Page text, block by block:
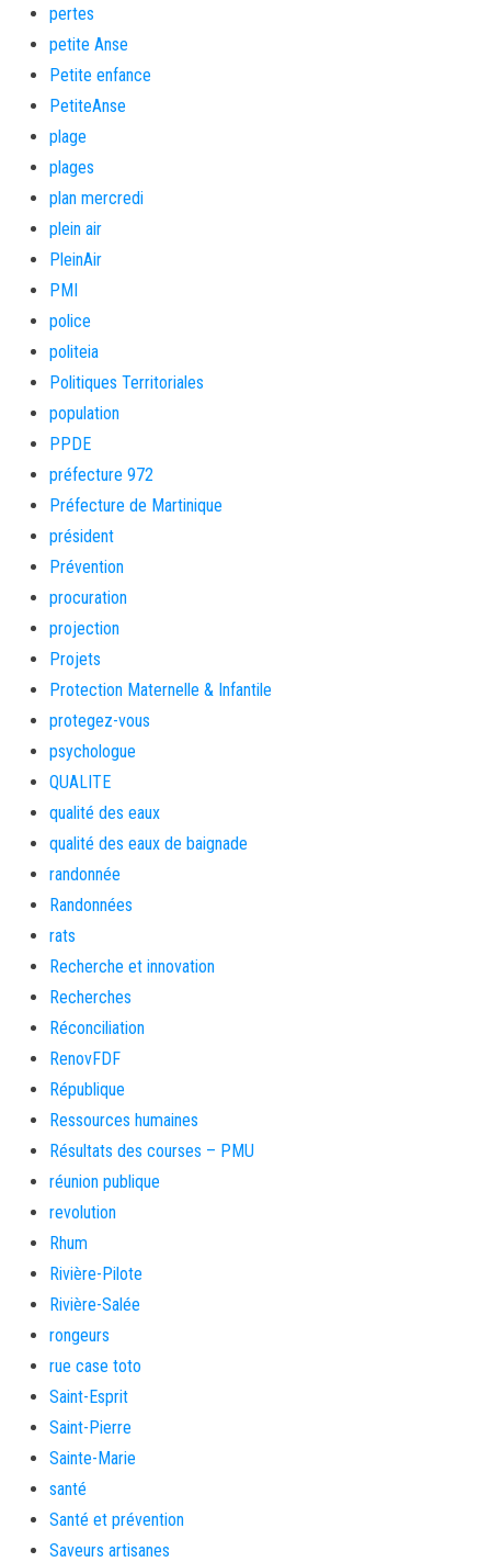
pertes
petite Anse
Petite enfance
PetiteAnse
plage
plages
plan mercredi
plein air
PleinAir
PMI
police
politeia
Politiques Territoriales
population
PPDE
préfecture 972
Préfecture de Martinique
président
Prévention
procuration
projection
Projets
Protection Maternelle & Infantile
protegez-vous
psychologue
QUALITE
qualité des eaux
qualité des eaux de baignade
randonnée
Randonnées
rats
Recherche et innovation
Recherches
Réconciliation
RenovFDF
République
Ressources humaines
Résultats des courses – PMU
réunion publique
revolution
Rhum
Rivière-Pilote
Rivière-Salée
rongeurs
rue case toto
Saint-Esprit
Saint-Pierre
Sainte-Marie
santé
Santé et prévention
Saveurs artisanes